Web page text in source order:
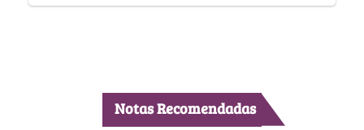
Notas Recomendadas